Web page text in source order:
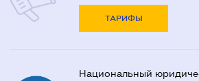
ТАРИФЫ
Национальный